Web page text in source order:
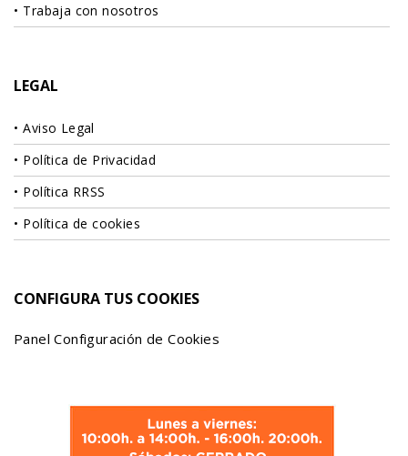
Trabaja con nosotros
LEGAL
Aviso Legal
Política de Privacidad
Política RRSS
Política de cookies
CONFIGURA TUS COOKIES
Panel Configuración de Cookies